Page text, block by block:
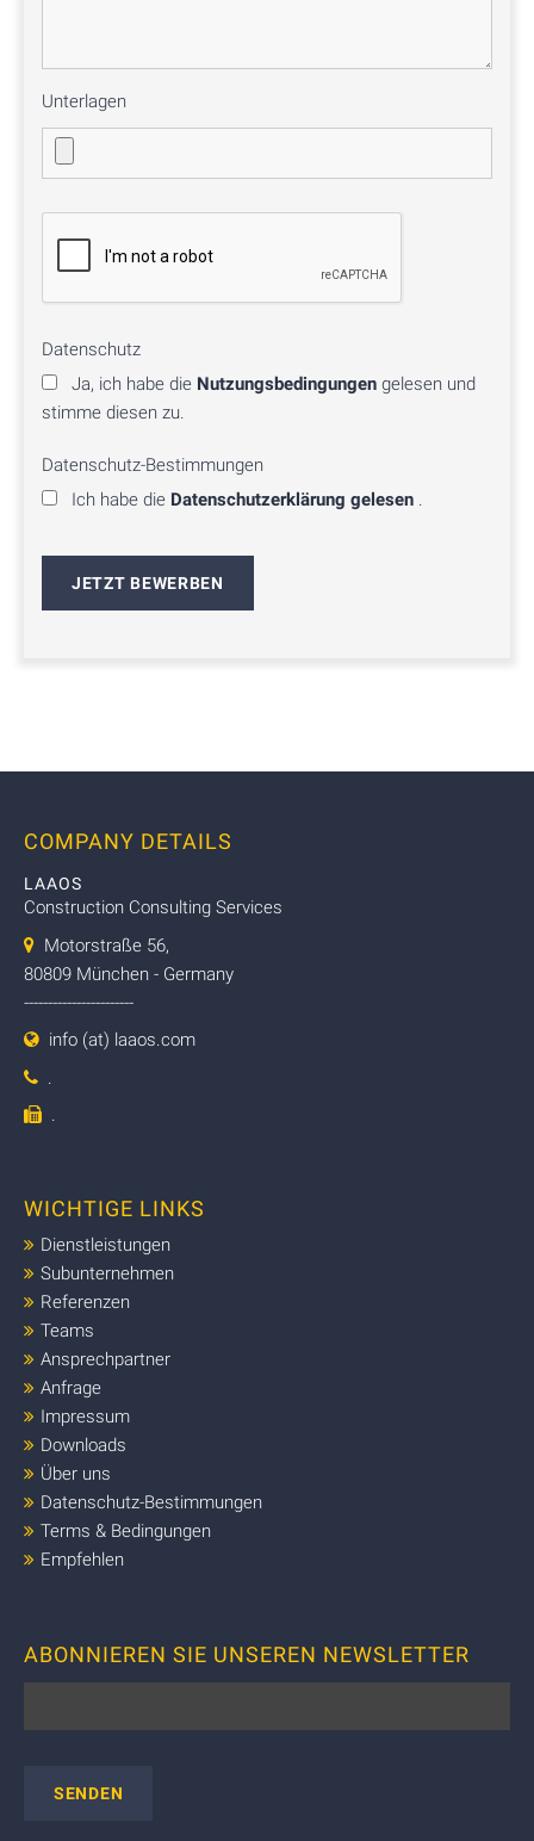
Unterlagen
Datenschutz
Ja, ich habe die Nutzungsbedingungen gelesen und
stimme diesen zu.
Datenschutz-Bestimmungen
Ich habe die Datenschutzerklärung gelesen .
COMPANY DETAILS
LAAOS
Construction Consulting Services
Motorstraße 56,
80809 München - Germany
-----------------------
info (at) laaos.com
.
WICHTIGE LINKS
Dienstleistungen
Subunternehmen
Referenzen
Teams
Ansprechpartner
Anfrage
Impressum
Downloads
Über uns
Datenschutz-Bestimmungen
Terms & Bedingungen
Empfehlen
ABONNIEREN SIE UNSEREN NEWSLETTER